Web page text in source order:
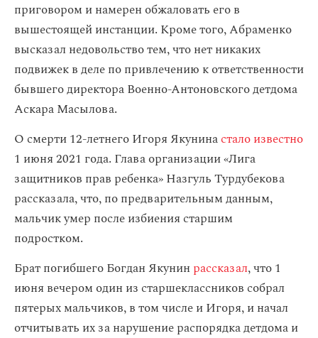
приговором и намерен обжаловать его в
вышестоящей инстанции. Кроме того, Абраменко
высказал недовольство тем, что нет никаких
подвижек в деле по привлечению к ответственности
бывшего директора Военно-Антоновского детдома
Аскара Масылова.
О смерти 12-летнего Игоря Якунинастало известно
1 июня 2021 года. Глава организации «Лига
защитников прав ребенка» Назгуль Турдубекова
рассказала, что, по предварительным данным,
мальчик умер после избиения старшим
подростком.
Брат погибшего Богдан Якунин рассказал, что 1
июня вечером один из старшеклассников собрал
пятерых мальчиков, в том числе и Игоря, и начал
отчитывать их за нарушение распорядка детдома и